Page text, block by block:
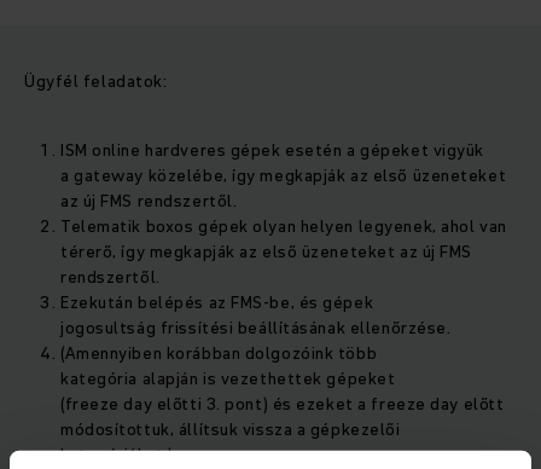
Ügyfél feladatok:​
ISM online hardveres gépek esetén a gépeket vigyük
a gateway közelébe, így megkapják az első üzeneteket
az új FMS rendszertől.​
Telematik boxos gépek olyan helyen legyenek, ahol van
térerő, így megkapják az első üzeneteket az új FMS
rendszertől.​
Ezekután belépés az FMS-be, és gépek
jogosultság frissítési beállításának ellenőrzése.​
(Amennyiben korábban dolgozóink több
kategória alapján is vezethettek gépeket
(freeze day előtti 3. pont) és ezeket a freeze day előtt
módosítottuk, állítsuk vissza a gépkezelői
kategóriákat.)​